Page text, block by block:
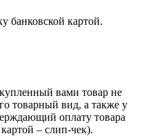
банковской картой.
вами товар не
товарный вид, а также у
оплату товара
– слип-чек).